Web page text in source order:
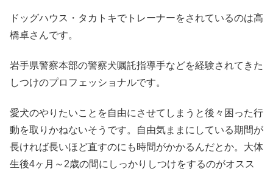
ドッグハウス・タカトキでトレーナーをされているのは高
橋卓さんです。
岩手県警察本部の警察犬嘱託指導手などを経験されてきた
しつけのプロフェッショナルです。
愛犬のやりたいことを自由にさせてしまうと後々困った行
動を取りかねないそうです。自由気ままにしている期間が
長ければ長いほど直すのにも時間がかかるんだとか。大体
生後4ヶ月～2歳の間にしっかりしつけをするのがオスス